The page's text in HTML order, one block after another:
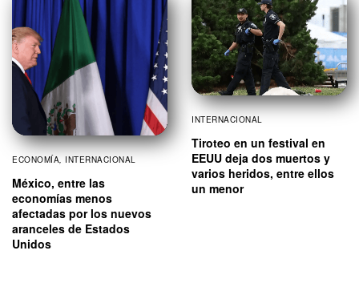
ECONOMÍA, INTERNACIONAL
México, entre las
economías menos
afectadas por los nuevos
aranceles de Estados
Unidos
INTERNACIONAL
Tiroteo en un festival en
EEUU deja dos muertos y
varios heridos, entre ellos
un menor